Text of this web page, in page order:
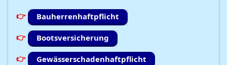
Bauherrenhaftpflicht
Bootsversicherung
Gewässerschadenhaftpflicht